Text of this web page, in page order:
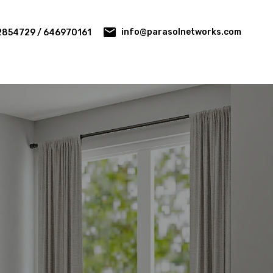
/ 646970161 info@parasolnetworks.com